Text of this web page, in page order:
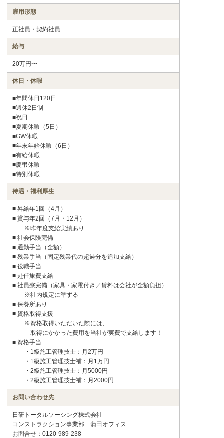
雇用形態
正社員・契約社員
給与
20万円〜
休日・休暇
■年間休日120日
■週休2日制
■祝日
■夏期休暇（5日）
■GW休暇
■年末年始休暇（6日）
■有給休暇
■慶弔休暇
■特別休暇
待遇・福利厚生
■ 昇給年1回（4月）
■ 賞与年2回（7月・12月）
※昨年度支給実績あり
■ 社会保険完備
■ 通勤手当（全額）
■ 残業手当（固定残業代の超過分を追加支給）
■ 役職手当
■ 赴任旅費支給
■ 社員寮完備（家具・家電付き／賃料は会社が全額負担）
※社内規定に準ずる
■ 保養所あり
■ 資格取得支援
※資格取得いただいた際には、
取得にかかった費用を当社が実費で支給します！
■ 資格手当
・1級施工管理技士：月2万円
・1級施工管理技士補：月1万円
・2級施工管理技士：月5000円
・2級施工管理技士補：月2000円
お問い合わせ先
日研トータルソーシング株式会社
コンストラクション事業部 蒲田オフィス
お問合せ：0120-989-238